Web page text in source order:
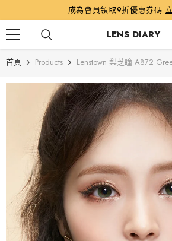
成為會員領取9折優惠券碼
LENS DIARY
首頁 Products Lenstown 梨芝瞳 A872